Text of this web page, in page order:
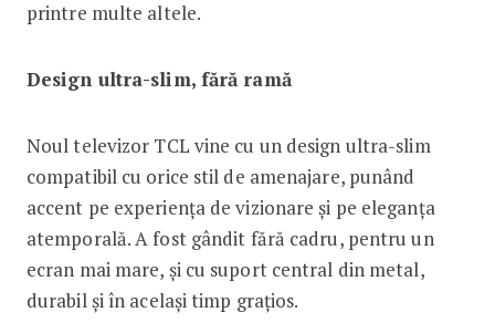
printre multe altele.
Design ultra-slim, fără ramă
Noul televizor TCL vine cu un design ultra-slim
compatibil cu orice stil de amenajare, punând
accent pe experiența de vizionare și pe eleganța
atemporală. A fost gândit fără cadru, pentru un
ecran mai mare, și cu suport central din metal,
durabil și în același timp grațios.